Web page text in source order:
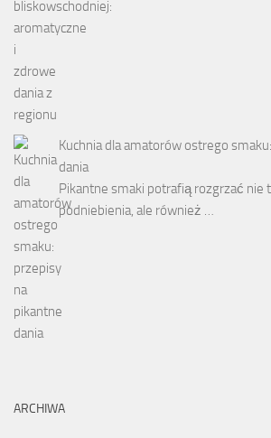
Kuchnia dla amatorów ostrego
dania
Pikantne smaki potrafią rozgrzać nie
podniebienia, ale również …
ARCHIWA